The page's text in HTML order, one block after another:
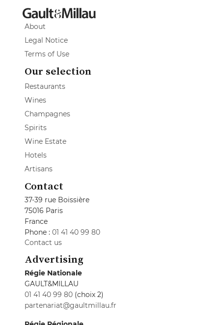
About
Legal Notice
Terms of Use
Our selection
Restaurants
Wines
Champagnes
Spirits
Wine Estate
Hotels
Artisans
Contact
37-39 rue Boissière
75016 Paris
France
Phone : 01 41 40 99 80
Contact us
Advertising
Régie Nationale
GAULT&MILLAU
01 41 40 99 80 (choix 2)
partenariat@gaultmillau.fr